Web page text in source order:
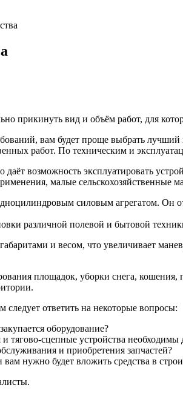
прикинуть вид и объём работ, для
вам будет проще выбрать лучший
работ. По техническим и
возможность эксплуатировать
малые сельскохозяйственные
силовым агрегатом. Он
различной полевой и бытовой
и весом, что увеличивает
площадок, уборки снега,
следует ответить на некоторые вопросы:
оборудование?
тягово-сцепные устройства необходимы
и приобретения запчастей?
нужно будет вложить средства в